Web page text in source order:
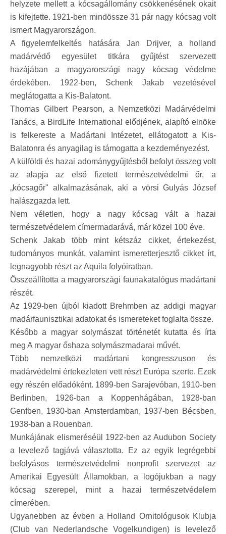
helyzete mellett a kócsagállomány csökkenésének okait
is kifejtette. 1921-ben mindössze 31 pár nagy kócsag volt
ismert Magyarországon.
A figyelemfelkeltés hatására Jan Drijver, a holland
madárvédő egyesület titkára gyűjtést szervezett
hazájában a magyarországi nagy kócsag védelme
érdekében. 1922-ben, Schenk Jakab vezetésével
meglátogatta a Kis-Balatont.
Thomas Gilbert Pearson, a Nemzetközi Madárvédelmi
Tanács, a BirdLife International elődjének, alapító elnöke
is felkereste a Madártani Intézetet, ellátogatott a Kis-
Balatonra és anyagilag is támogatta a kezdeményezést.
A külföldi és hazai adománygyűjtésből befolyt összeg volt
az alapja az első fizetett természetvédelmi őr, a
„kócsagőr" alkalmazásának, aki a vörsi Gulyás József
halászgazda lett.
Nem véletlen, hogy a nagy kócsag vált a hazai
természetvédelem címermadarává, már közel 100 éve.
Schenk Jakab több mint kétszáz cikket, értekezést,
tudományos munkát, valamint ismeretterjesztő cikket írt,
legnagyobb részt az Aquila folyóiratban.
Összeállította a magyarországi faunakatalógus madártani
részét.
Az 1929-ben újból kiadott Brehmben az addigi magyar
madárfaunisztikai adatokat és ismereteket foglalta össze.
Később a magyar solymászat történetét kutatta és írta
meg A magyar őshaza solymászmadarai művét.
Több nemzetközi madártani kongresszuson és
madárvédelmi értekezleten vett részt Európa szerte. Ezek
egy részén előadóként. 1899-ben Sarajevóban, 1910-ben
Berlinben, 1926-ban a Koppenhágában, 1928-ban
Genfben, 1930-ban Amsterdamban, 1937-ben Bécsben,
1938-ban a Rouenban.
Munkájának elismeréséül 1922-ben az Audubon Society
a levelező tagjává választotta. Ez az egyik legrégebbi
befolyásos természetvédelmi nonprofit szervezet az
Amerikai Egyesült Államokban, a logójukban a nagy
kócsag szerepel, mint a hazai természetvédelem
címerében.
Ugyanebben az évben a Holland Ornitológusok Klubja
(Club van Nederlandsche Vogelkundigen) is levelező